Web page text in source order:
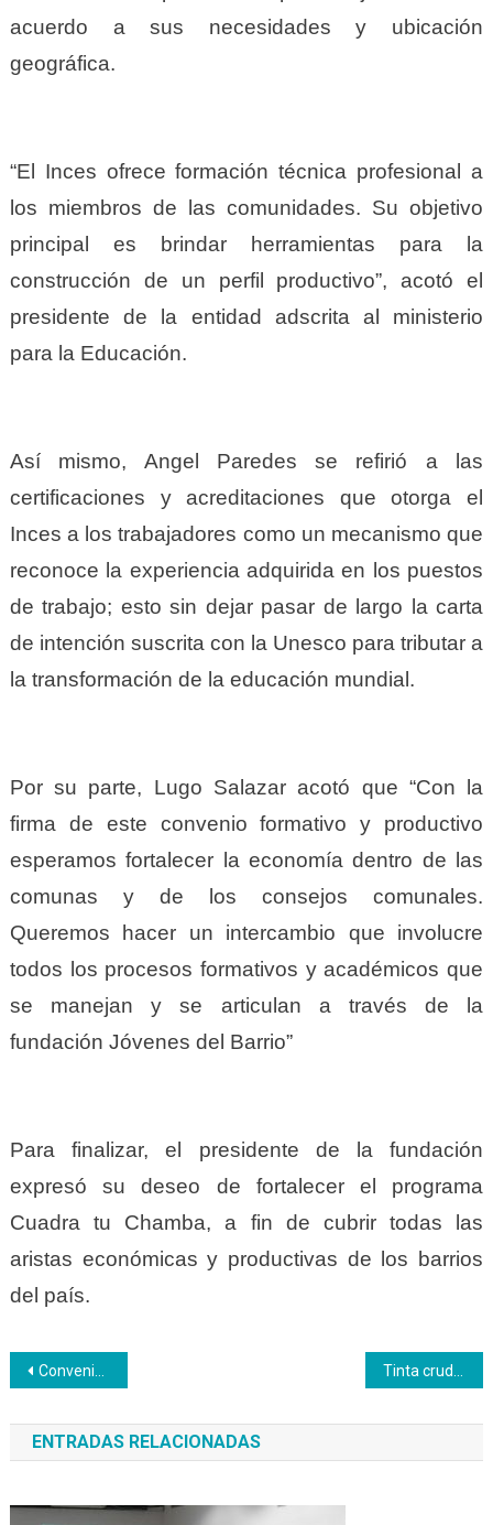
acuerdo a sus necesidades y ubicación
geográfica.
“El Inces ofrece formación técnica profesional a
los miembros de las comunidades. Su objetivo
principal es brindar herramientas para la
construcción de un perfil productivo”, acotó el
presidente de la entidad adscrita al ministerio
para la Educación.
Así mismo, Angel Paredes se refirió a las
certificaciones y acreditaciones que otorga el
Inces a los trabajadores como un mecanismo que
reconoce la experiencia adquirida en los puestos
de trabajo; esto sin dejar pasar de largo la carta
de intención suscrita con la Unesco para tributar a
la transformación de la educación mundial.
Por su parte, Lugo Salazar acotó que “Con la
firma de este convenio formativo y productivo
esperamos fortalecer la economía dentro de las
comunas y de los consejos comunales.
Queremos hacer un intercambio que involucre
todos los procesos formativos y académicos que
se manejan y se articulan a través de la
fundación Jóvenes del Barrio”
Para finalizar, el presidente de la fundación
expresó su deseo de fortalecer el programa
Cuadra tu Chamba, a fin de cubrir todas las
aristas económicas y productivas de los barrios
del país.
Navegación
de
entradas
Convenio Inces-Unesr ha comenzado a dar frutos
ENTRADAS RELACIONADAS